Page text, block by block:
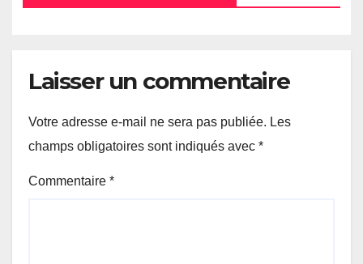
Laisser un commentaire
Votre adresse e-mail ne sera pas publiée. Les
champs obligatoires sont indiqués avec *
Commentaire *